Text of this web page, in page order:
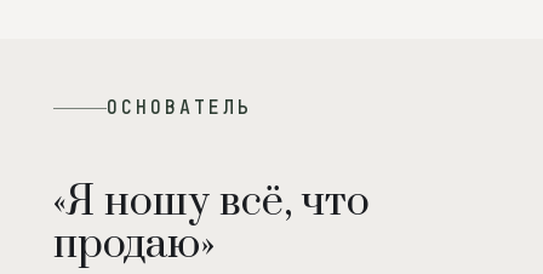
ОСНОВАТЕЛЬ
«Я ношу всё, что
продаю»